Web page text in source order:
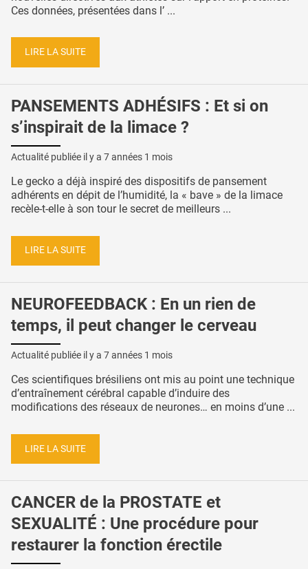
Ces données, présentées dans l’ ...
LIRE LA SUITE
PANSEMENTS ADHÉSIFS : Et si on
s’inspirait de la limace ?
Actualité publiée il y a 7 années 1 mois
Le gecko a déjà inspiré des dispositifs de pansement
adhérents en dépit de l’humidité, la « bave » de la limace
recèle-t-elle à son tour le secret de meilleurs ...
LIRE LA SUITE
NEUROFEEDBACK : En un rien de
temps, il peut changer le cerveau
Actualité publiée il y a 7 années 1 mois
Ces scientifiques brésiliens ont mis au point une technique
d’entraînement cérébral capable d’induire des
modifications des réseaux de neurones… en moins d’une ...
LIRE LA SUITE
CANCER de la PROSTATE et
SEXUALITÉ : Une procédure pour
restaurer la fonction érectile